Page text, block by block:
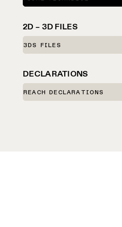
2D – 3D FILES
3DS FILES
DECLARATIONS
REACH DECLARATIONS